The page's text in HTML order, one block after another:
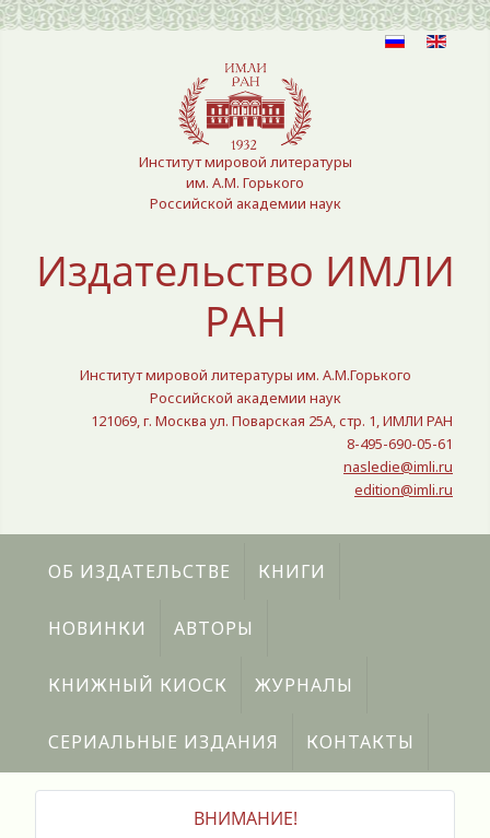
Выберите язык
Институт мировой литературы
им. А.М. Горького
Российской академии наук
Издательство ИМЛИ
РАН
Институт мировой литературы им. А.М.Горького
Российской академии наук
121069, г. Москва ул. Поварская 25A, стр. 1, ИМЛИ РАН
8-495-690-05-61
nasledie@imli.ru
edition@imli.ru
ОБ ИЗДАТЕЛЬСТВЕ КНИГИ
НОВИНКИ АВТОРЫ
КНИЖНЫЙ КИОСК ЖУРНАЛЫ
СЕРИАЛЬНЫЕ ИЗДАНИЯ КОНТАКТЫ
ВНИМАНИЕ!